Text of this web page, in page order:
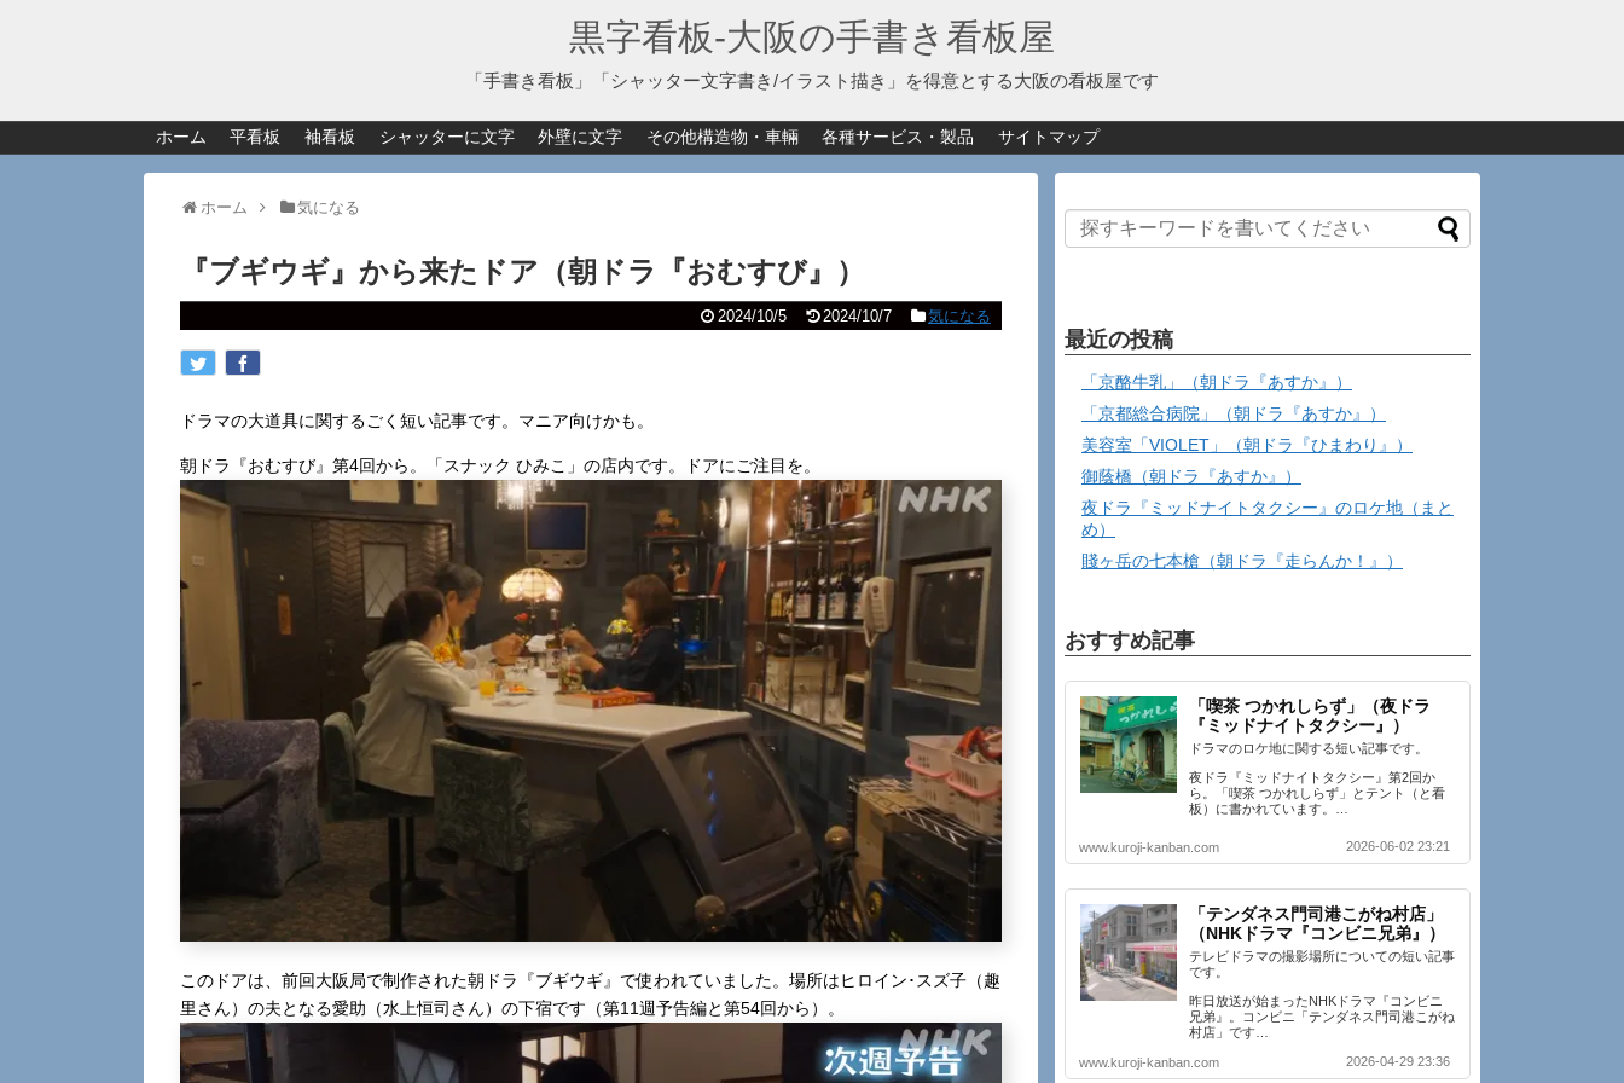
黒字看板‐大阪の手書き看板屋
「手書き看板」「シャッター文字書き/イラスト描き」を得意とする大阪の看板屋です
ホーム 平看板 袖看板 シャッターに文字 外壁に文字 その他構造物・車輛 各種サービス・製品 サイトマップ
ホーム 気になる
『ブギウギ』から来たドア（朝ドラ『おむすび』）
2024/10/5 2024/10/7 気になる
ドラマの大道具に関するごく短い記事です。マニア向けかも。
朝ドラ『おむすび』第4回から。「スナック ひみこ」の店内です。ドアにご注目を。
このドアは、前回大阪局で制作された朝ドラ『ブギウギ』で使われていました。場所はヒロイン･スズ子（趣
里さん）の夫となる愛助（水上恒司さん）の下宿です（第11週予告編と第54回から）。
最近の投稿
「京酪牛乳」（朝ドラ『あすか』）
「京都総合病院」（朝ドラ『あすか』）
美容室「VIOLET」（朝ドラ『ひまわり』）
御蔭橋（朝ドラ『あすか』）
夜ドラ『ミッドナイトタクシー』のロケ地（まと
め）
賤ヶ岳の七本槍（朝ドラ『走らんか！』）
おすすめ記事
「喫茶 つかれしらず」（夜ドラ
『ミッドナイトタクシー』）
ドラマのロケ地に関する短い記事です。
夜ドラ『ミッドナイトタクシー』第2回か
ら。「喫茶 つかれしらず」とテント（と看
板）に書かれています。…
www.kuroji-kanban.com 2026-06-02 23:21
「テンダネス門司港こがね村店」
（NHKドラマ『コンビニ兄弟』）
テレビドラマの撮影場所についての短い記事
です。
昨日放送が始まったNHKドラマ『コンビニ
兄弟』。コンビニ「テンダネス門司港こがね
村店」です…
www.kuroji-kanban.com 2026-04-29 23:36